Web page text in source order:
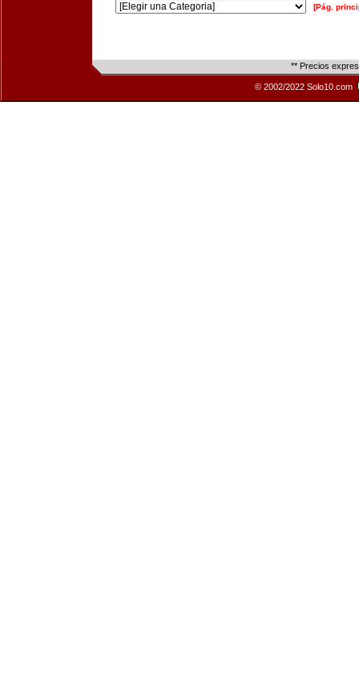
[Pág.
** Precios
© 2002/2022 Solo10.com